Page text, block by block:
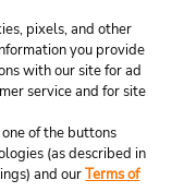
pixels, and other
you provide
with our site for ad
service and for site
of the buttons
(as described in
and ourTerms of